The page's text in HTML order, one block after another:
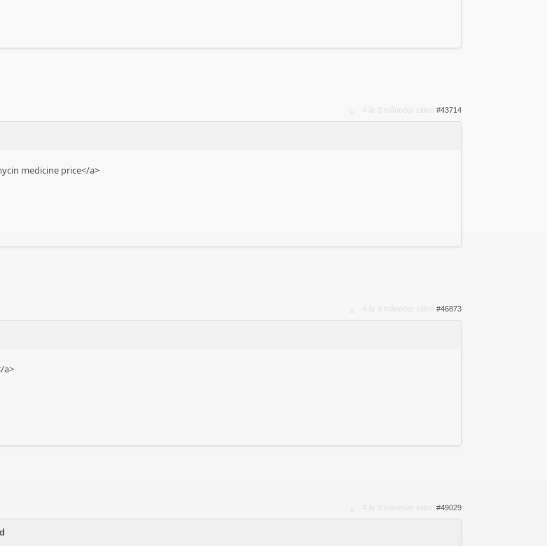
4 år 3 måneder siden #43714
medicine price</a>
4 år 3 måneder siden #46873
a>
#49029